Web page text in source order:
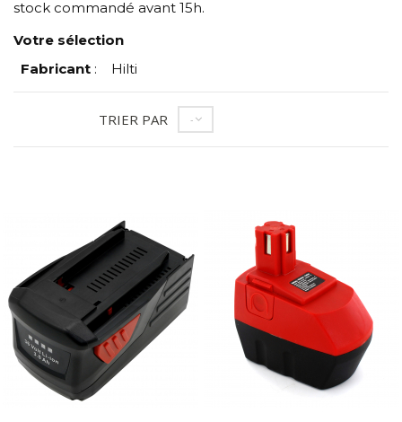
stock commandé avant 15h.
Votre sélection
Fabricant : Hilti
TRIER PAR --